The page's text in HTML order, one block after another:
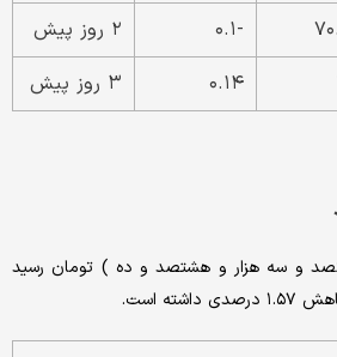
-۰.۱
۲ روز پیش
۰.۱۴ ۳ روز پیش
امروز به ۱۰۳,۸۱۰ (یکصد و سه هزار و هشتصد و ده ) تومان رسید